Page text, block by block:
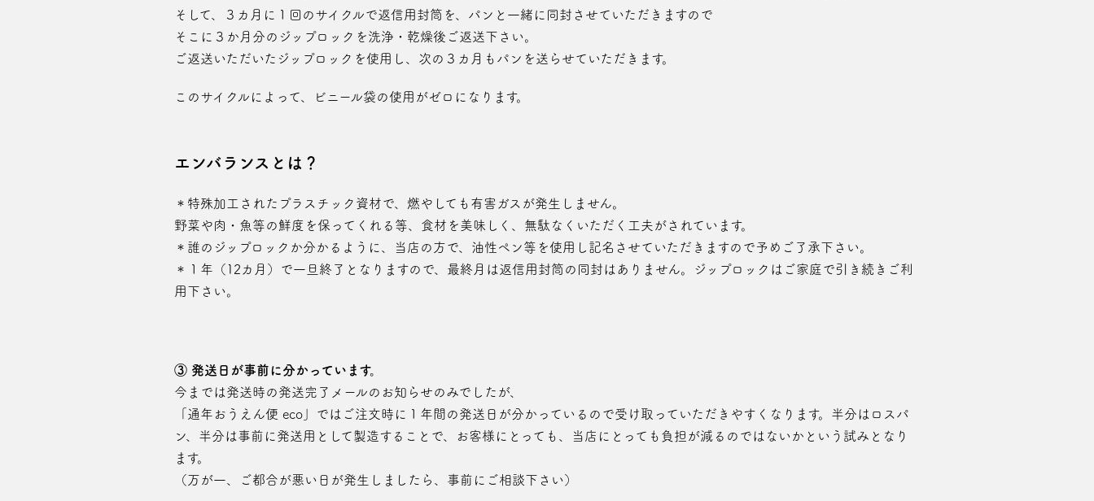
そして、３カ月に１回のサイクルで返信用封筒を、パンと一緒に同封させていただきますので
そこに３か月分のジップロックを洗浄・乾燥後ご返送下さい。
ご返送いただいたジップロックを使用し、次の３カ月もパンを送らせていただきます。
このサイクルによって、ビニール袋の使用がゼロになります。
エンバランスとは？
＊特殊加工されたプラスチック資材で、燃やしても有害ガスが発生しません。
野菜や肉・魚等の鮮度を保ってくれる等、食材を美味しく、無駄なくいただく工夫がされています。
＊誰のジップロックか分かるように、当店の方で、油性ペン等を使用し記名させていただきますので予めご了承下さい。
＊１年（12カ月）で一旦終了となりますので、最終月は返信用封筒の同封はありません。ジップロックはご家庭で引き続きご利
用下さい。
③ 発送日が事前に分かっています。
今までは発送時の発送完了メールのお知らせのみでしたが、
「通年おうえん便 eco」ではご注文時に１年間の発送日が分かっているので受け取っていただきやすくなります。半分はロスパ
ン、半分は事前に発送用として製造することで、お客様にとっても、当店にとっても負担が減るのではないかという試みとなり
ます。
（万が一、ご都合が悪い日が発生しましたら、事前にご相談下さい）